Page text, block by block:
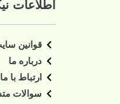
اطلاعات
قوانین
درباره ما
ارتباط با ما
سوالات